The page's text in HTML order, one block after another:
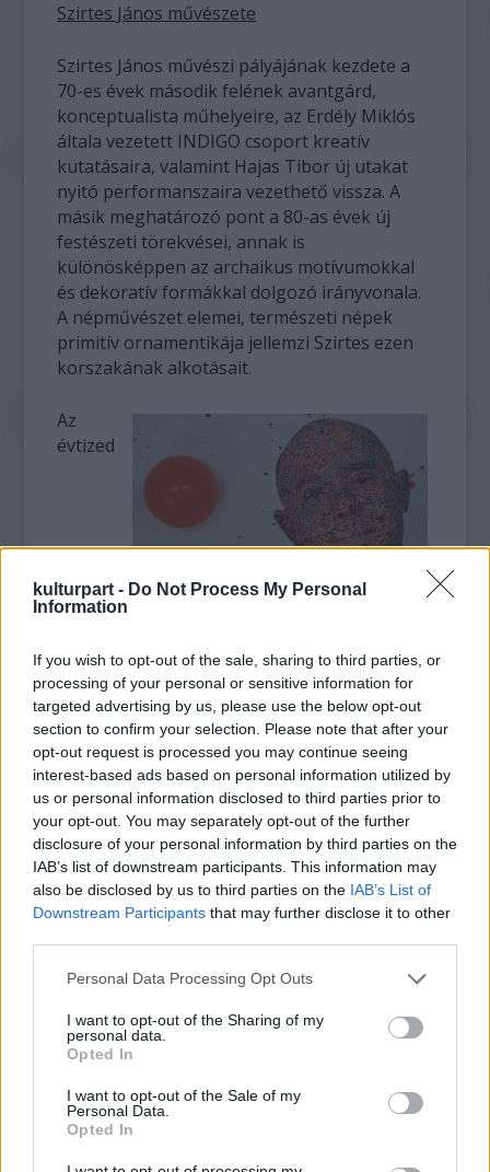
kulturpart - Do Not Process My Personal
Information
If you wish to opt-out of the sale, sharing to third parties, or
processing of your personal or sensitive information for
targeted advertising by us, please use the below opt-out
section to confirm your selection. Please note that after your
opt-out request is processed you may continue seeing
interest-based ads based on personal information utilized by
us or personal information disclosed to third parties prior to
your opt-out. You may separately opt-out of the further
disclosure of your personal information by third parties on the
IAB’s list of downstream participants. This information may
also be disclosed by us to third parties on the IAB’s List of
Downstream Participants that may further disclose it to other
Please note that this website/app uses one or more Google
not limited to your visit or usage behaviour. You may click to
grant or deny consent to Google and its third-party tags to
use your data for below specified purposes in below Google
consent section.
Personal Data Processing Opt Outs
I want to opt-out of the Sharing of my
personal data.
Opted In
I want to opt-out of the Sale of my
Personal Data.
Opted In
Szirtes János művészete
Szirtes János művészi pályájának kezdete a
70-es évek második felének avantgárd,
konceptualista műhelyeire, az Erdély Miklós
általa vezetett INDIGO csoport kreatív
kutatásaira, valamint Hajas Tibor új utakat
nyitó performanszaira vezethető vissza. A
másik meghatározó pont a 80-as évek új
festészeti törekvései, annak is
különösképpen az archaikus motívumokkal
és dekoratív formákkal dolgozó irányvonala.
A népművészet elemei, természeti népek
primitív ornamentikája jellemzi Szirtes ezen
korszakának alkotásait.
Az
évtized
közepére általánosan jellemző a filozófiai
tartalmak felerősödése, egzisztenciális
létkérdések vizuális megjelenítésének
lehetünk tanúi. Szirtes Jánosnál az ősi
kultúrák rituáléinak jelentősége kerül egyre
inkább előtérbe, melynek gyönyörű példái a
90-es évek koromképei. Egy másik
irányvonalat képeznek a tér szerkezetét és
az organikus- anorganikus világ
összefüggéseit vizsgáló alkotások, melyek
szintén időről-időre visszatérnek
munkásságában. A kompozíciók több
rétegben épülnek fel, ahol a gesztusok
hevessége és lendülete szabad struktúrákká
áll össze. A hol finoman oldott, hol fröcskölt
felületeket gyakorta grafikus részletek törik